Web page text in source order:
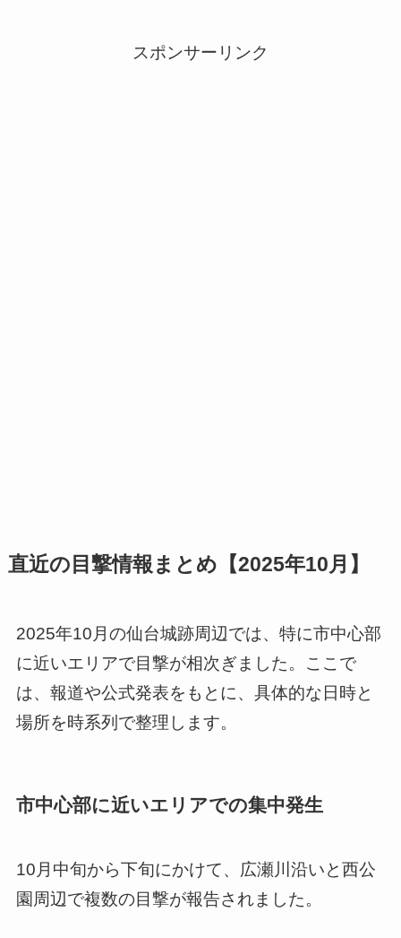
スポンサーリンク
直近の目撃情報まとめ【2025年10月】
2025年10月の仙台城跡周辺では、特に市中心部
に近いエリアで目撃が相次ぎました。ここで
は、報道や公式発表をもとに、具体的な日時と
場所を時系列で整理します。
市中心部に近いエリアでの集中発生
10月中旬から下旬にかけて、広瀬川沿いと西公
園周辺で複数の目撃が報告されました。